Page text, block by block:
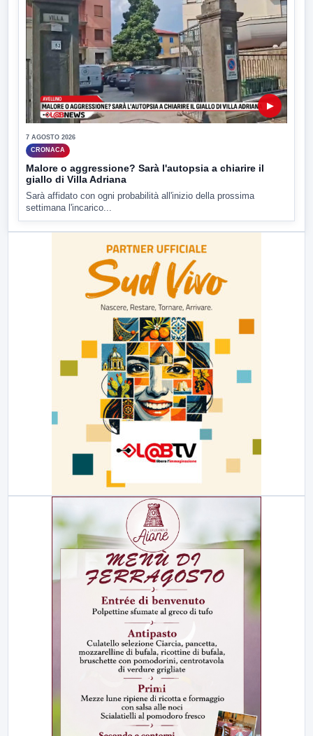
▶
7 AGOSTO 2026
CRONACA
Malore o aggressione? Sarà l'autopsia a chiarire il
giallo di Villa Adriana
Sarà affidato con ogni probabilità all'inizio della prossima
settimana l'incarico...